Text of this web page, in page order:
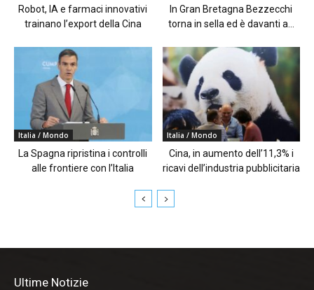
Robot, IA e farmaci innovativi
trainano l’export della Cina
In Gran Bretagna Bezzecchi
torna in sella ed è davanti a...
Italia / Mondo
La Spagna ripristina i controlli
alle frontiere con l’Italia
Italia / Mondo
Cina, in aumento dell’11,3% i
ricavi dell’industria pubblicitaria
Ultime Notizie